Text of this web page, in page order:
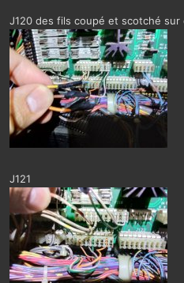
i
o
n
J120 des fils coupé et scotché
J121